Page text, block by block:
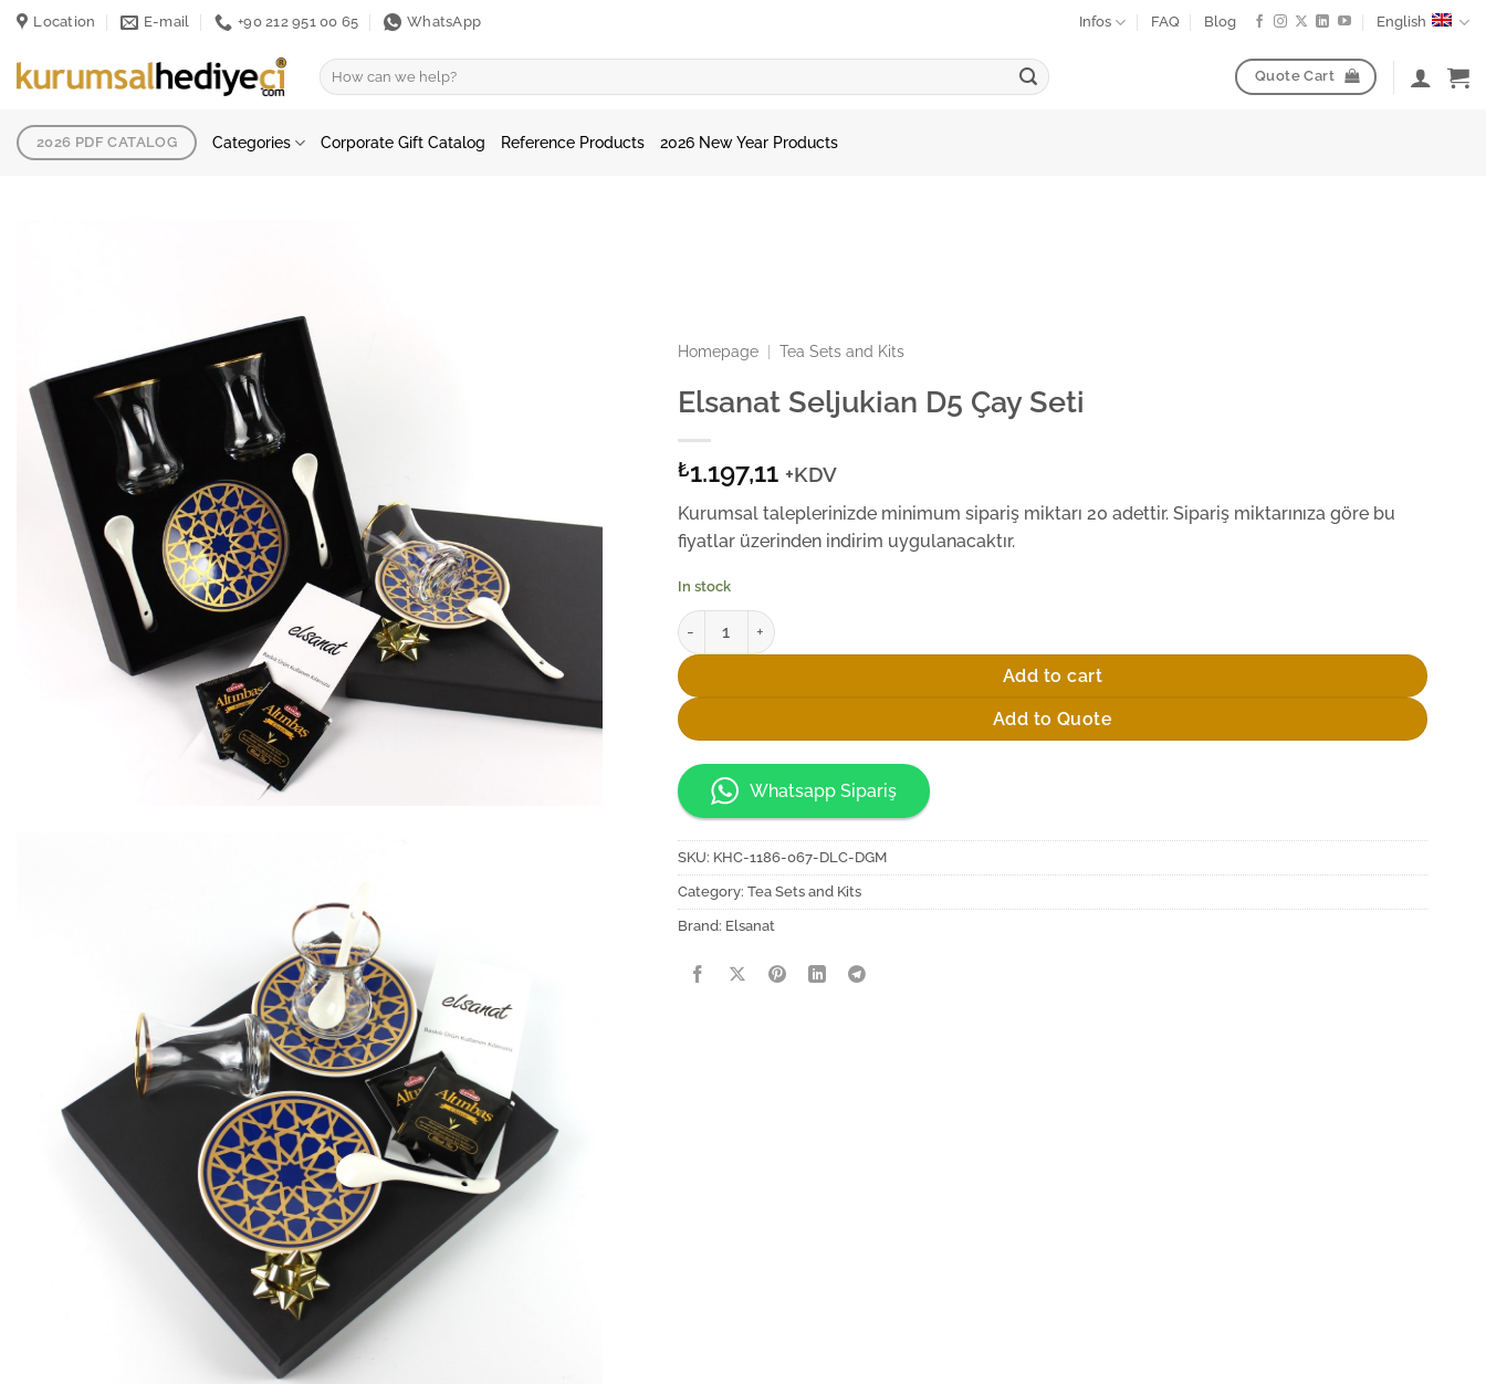
Skip
content
Location E-mail +90 212 951 00 65 WhatsApp Infos FAQ Blog English
Search
for:
Quote Cart
2026 PDF CATALOG Categories Corporate Gift Catalog Reference Products 2026 New Year Products
Homepage | Tea Sets and Kits
Elsanat Seljukian D5 Çay Seti
₺1.197,11 +KDV
Kurumsal taleplerinizde minimum sipariş miktarı 20 adettir. Sipariş miktarınıza göre bu
fiyatlar üzerinden indirim uygulanacaktır.
In stock
Elsanat Seljukian D5 Çay Seti quantity
Add to cart
Add to Quote
Whatsapp Sipariş
SKU: KHC-1186-067-DLC-DGM
Category: Tea Sets and Kits
Brand: Elsanat